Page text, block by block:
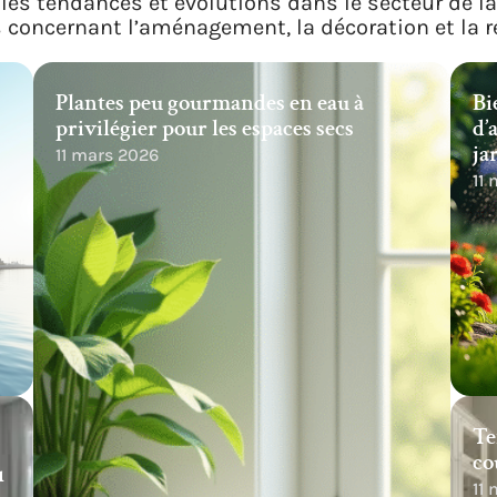
l’aménagement, la décoration et la
Plantes peu gourmandes en eau à
privilégier pour les espaces secs
11 mars 2026
11
11